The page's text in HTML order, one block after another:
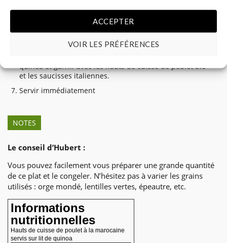
ACCEPTER
VOIR LES PRÉFÉRENCES
et la saucisse italienne. Cuire 6 minutes.
Retourner le poulet et ajouter les lanières de poivron
rouge. Couvrir et cuire 8-9 minutes jusqu’à cuisson
complète du poulet.
quinoa et garnir avec les hauts de cuisse de poulet bio
et les saucisses italiennes.
Servir immédiatement
NOTES
Le conseil d’Hubert :
Vous pouvez facilement vous préparer une grande quantité
de ce plat et le congeler. N’hésitez pas à varier les grains
utilisés : orge mondé, lentilles vertes, épeautre, etc.
Informations
nutritionnelles
Hauts de cuisse de poulet à la marocaine
servis sur lit de quinoa